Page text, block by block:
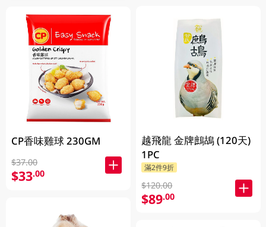
CP香味雞球 230GM
$37.00
$33.00
越飛龍 金牌鷓鴣 (120天)
1PC
滿2件9折
$120.00
$89.00